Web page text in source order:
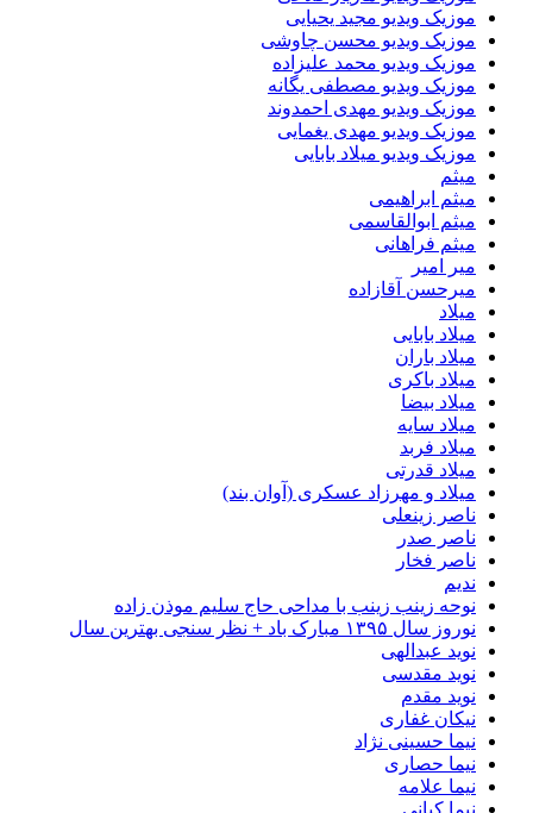
موزیک ویدیو مجید یحیایی
موزیک ویدیو محسن چاوشی
موزیک ویدیو محمد علیزاده
موزیک ویدیو مصطفی یگانه
موزیک ویدیو مهدی احمدوند
موزیک ویدیو مهدی یغمایی
موزیک ویدیو میلاد بابایی
میثم
میثم ابراهیمی
میثم ابوالقاسمی
میثم فراهانی
میر امیر
میرحسن آقازاده
میلاد
میلاد بابایی
میلاد باران
میلاد باکری
میلاد بیضا
میلاد سایه
میلاد فربد
​میلاد قدرتی
میلاد و مهرزاد عسکری (آوان بند)
ناصر زینعلی
ناصر صدر
ناصر فخار
ندیم
نوحه زینب زینب با مداحی حاج سلیم موذن زاده
نوروز سال ۱۳۹۵ مبارک باد + نظر سنجی بهترین سال
نوید عبدالهی
نوید مقدسی
نوید مقدم
نیکان غفاری
نیما حسینی نژاد
نیما حصاری
نیما علامه